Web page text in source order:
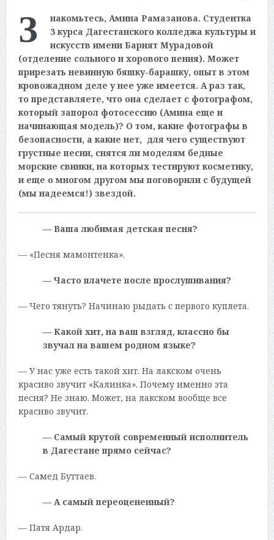
З
накомьтесь, Амина Рамазанова. Студентка
3 курса Дагестанского колледжа культуры и
искусств имени Барият Мурадовой
(отделение сольного и хорового пения). Может
прирезать невинную бяшку-барашку, опыт в этом
кровожадном деле у нее уже имеется. А раз так,
то представляете, что она сделает с фотографом,
который запорол фотосессию (Амина еще и
начинающая модель)? О том, какие фотографы в
безопасности, а какие нет, для чего существуют
грустные песни, снятся ли моделям бедные
морские свинки, на которых тестируют косметику,
и еще о многом другом мы поговорили с будущей
(мы надеемся!) звездой.
— Ваша любимая детская песня?
— «Песня мамонтенка».
— Часто плачете после прослушивания?
— Чего тянуть? Начинаю рыдать с первого куплета.
— Какой хит, на ваш взгляд, классно бы
звучал на вашем родном языке?
— У нас уже есть такой хит. На лакском очень
красиво звучит «Калинка». Почему именно эта
песня? Не знаю. Может, на лакском вообще все
красиво звучит.
— Самый крутой современный исполнитель
в Дагестане прямо сейчас?
— Самед Буттаев.
— А самый переоцененный?
— Патя Ардар.